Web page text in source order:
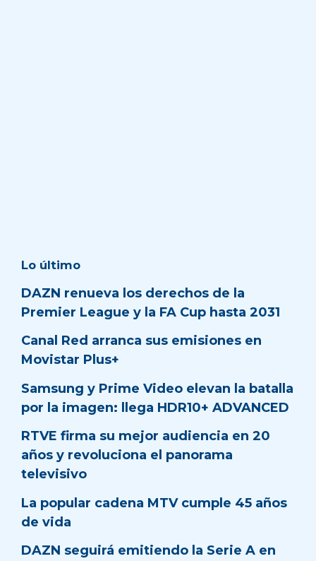
Lo último
DAZN renueva los derechos de la
Premier League y la FA Cup hasta 2031
Canal Red arranca sus emisiones en
Movistar Plus+
Samsung y Prime Video elevan la batalla
por la imagen: llega HDR10+ ADVANCED
RTVE firma su mejor audiencia en 20
años y revoluciona el panorama
televisivo
La popular cadena MTV cumple 45 años
de vida
DAZN seguirá emitiendo la Serie A en